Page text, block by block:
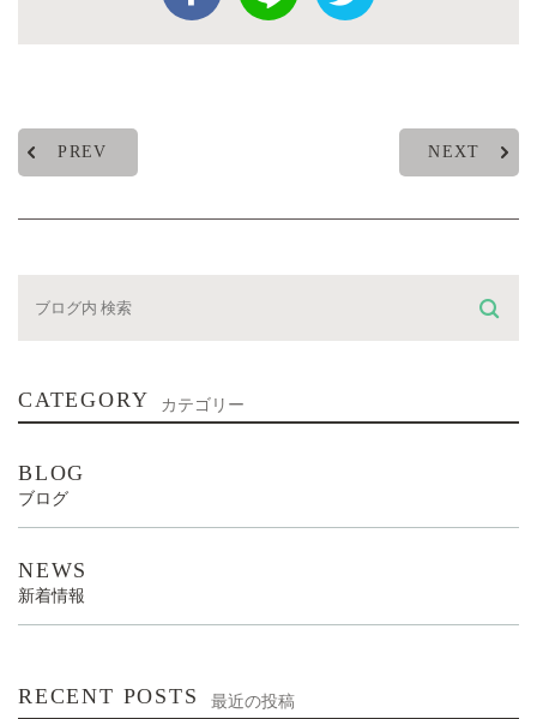
PREV NEXT
CATEGORY カテゴリー
BLOG
ブログ
NEWS
新着情報
RECENT POSTS 最近の投稿